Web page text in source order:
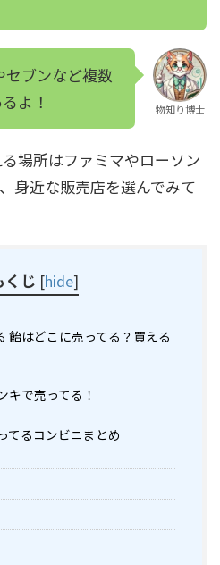
セブンなど複数
よ！
物知り博士
場所はファミマやローソン
身近な販売店を選んでみて
くじ [hide]
飴はどこに売ってる？買える
キで売ってる！
てるコンビニまとめ